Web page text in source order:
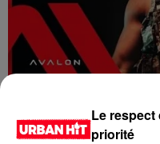
Le respect
priorité